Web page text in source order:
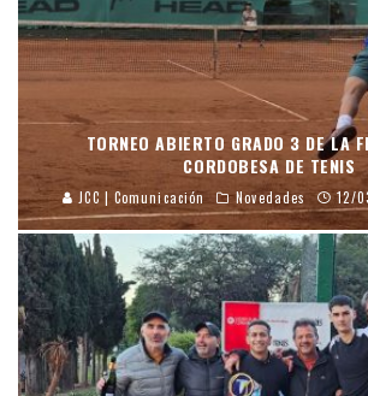
TORNEO ABIERTO GRADO 3 DE LA
CORDOBESA DE TENIS
JCC | Comunicación Novedades 12/